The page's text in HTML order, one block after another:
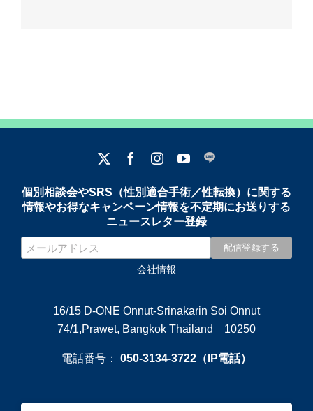
個別相談会やSRS（性別適合手術／性転換）に関する
情報やお得なキャンペーン情報を不定期にお送りする
ニュースレター登録
会社情報
16/15 D-ONE Onnut-Srinakarin Soi Onnut
74/1,Prawet, Bangkok Thailand 10250
電話番号： 050-3134-3722（IP電話）